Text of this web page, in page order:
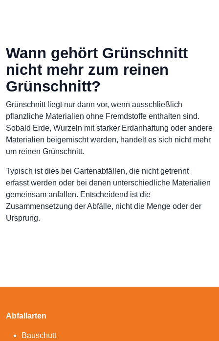
Wann gehört Grünschnitt
nicht mehr zum reinen
Grünschnitt?
Grünschnitt liegt nur dann vor, wenn ausschließlich
pflanzliche Materialien ohne Fremdstoffe enthalten sind.
Sobald Erde, Wurzeln mit starker Erdanhaftung oder andere
Materialien beigemischt werden, handelt es sich nicht mehr
um reinen Grünschnitt.
Typisch ist dies bei Gartenabfällen, die nicht getrennt
erfasst werden oder bei denen unterschiedliche Materialien
gemeinsam anfallen. Entscheidend ist die
Zusammensetzung der Abfälle, nicht die Menge oder der
Ursprung.
Abfallarten
Bauschutt